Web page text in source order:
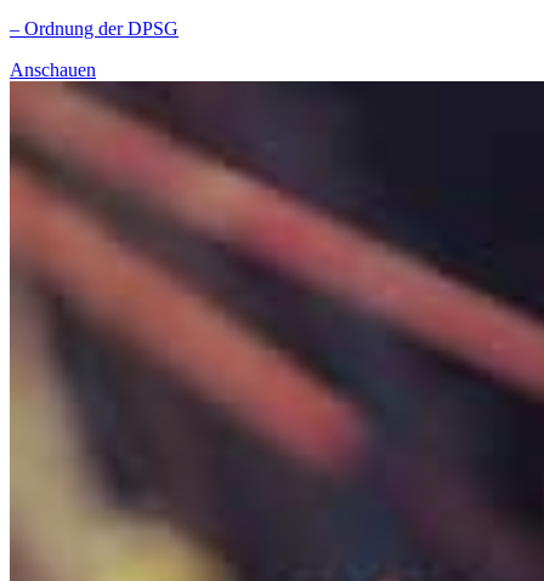
– Ordnung der DPSG
Anschauen